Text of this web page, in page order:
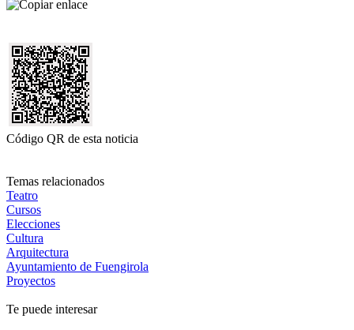
Código QR de esta noticia
Temas relacionados
Teatro
Cursos
Elecciones
Cultura
Arquitectura
Ayuntamiento de Fuengirola
Proyectos
Te puede interesar